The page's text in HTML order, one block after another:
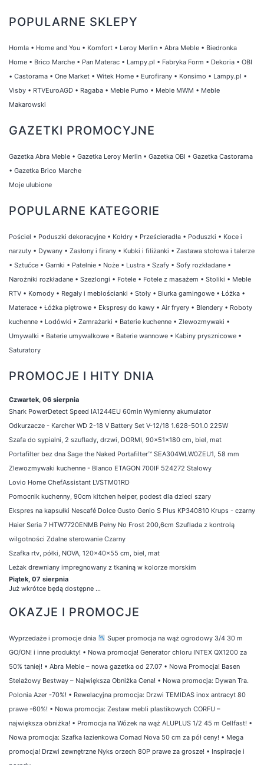
POPULARNE SKLEPY
Homla • Home and You • Komfort • Leroy Merlin • Abra Meble • Biedronka
Home • Brico Marche • Pan Materac • Lampy.pl • Fabryka Form • Dekoria • OBI
• Castorama • One Market • Witek Home • Eurofirany • Konsimo • Lampy.pl •
Visby • RTVEuroAGD • Ragaba • Meble Pumo • Meble MWM • Meble
Makarowski
GAZETKI PROMOCYJNE
Gazetka Abra Meble • Gazetka Leroy Merlin • Gazetka OBI • Gazetka Castorama
• Gazetka Brico Marche
Moje ulubione
POPULARNE KATEGORIE
Pościel • Poduszki dekoracyjne • Kołdry • Prześcieradła • Poduszki • Koce i
narzuty • Dywany • Zasłony i firany • Kubki i filiżanki • Zastawa stołowa i talerze
• Sztućce • Garnki • Patelnie • Noże • Lustra • Szafy • Sofy rozkładane •
Narożniki rozkładane • Szezlongi • Fotele • Fotele z masażem • Stoliki • Meble
RTV • Komody • Regały i meblościanki • Stoły • Biurka gamingowe • Łóżka •
Materace • Łóżka piętrowe • Ekspresy do kawy • Air fryery • Blendery • Roboty
kuchenne • Lodówki • Zamrażarki • Baterie kuchenne • Zlewozmywaki •
Umywalki • Baterie umywalkowe • Baterie wannowe • Kabiny prysznicowe •
Saturatory
PROMOCJE I HITY DNIA
Czwartek, 06 sierpnia
Shark PowerDetect Speed IA1244EU 60min Wymienny akumulator
Odkurzacze - Karcher WD 2-18 V Battery Set V-12/18 1.628-501.0 225W
Szafa do sypialni, 2 szuflady, drzwi, DORMI, 90x51x180 cm, biel, mat
Portafilter bez dna Sage the Naked Portafilter™ SEA304WLW0ZEU1, 58 mm
Zlewozmywaki kuchenne - Blanco ETAGON 700IF 524272 Stalowy
Lovio Home ChefAssistant LVSTM01RD
Pomocnik kuchenny, 90cm kitchen helper, podest dla dzieci szary
Ekspres na kapsułki Nescafé Dolce Gusto Genio S Plus KP340810 Krups - czarny
Haier Seria 7 HTW7720ENMB Pełny No Frost 200,6cm Szuflada z kontrolą
wilgotności Zdalne sterowanie Czarny
Szafka rtv, półki, NOVA, 120x40x55 cm, biel, mat
Leżak drewniany impregnowany z tkaniną w kolorze morskim
Piątek, 07 sierpnia
Już wkrótce będą dostępne ...
OKAZJE I PROMOCJE
Wyprzedaże i promocje dnia
Super promocja na wąż ogrodowy 3/4 30 m
GO/ON! i inne produkty! • Nowa promocja! Generator chloru INTEX QX1200 za
50% taniej! • Abra Meble – nowa gazetka od 27.07 • Nowa Promocja! Basen
Stelażowy Bestway – Największa Obniżka Cena! • Nowa promocja: Dywan Tra.
Polonia Azer -70%! • Rewelacyjna promocja: Drzwi TEMIDAS inox antracyt 80
prawe -60%! • Nowa promocja: Zestaw mebli plastikowych CORFU –
największa obniżka! • Promocja na Wózek na wąż ALUPLUS 1/2 45 m Cellfast! •
Nowa promocja: Szafka łazienkowa Comad Nova 50 cm za pół ceny! • Mega
promocja! Drzwi zewnętrzne Nyks orzech 80P prawe za grosze! • Inspiracje i